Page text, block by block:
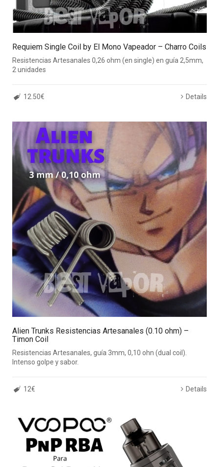
Requiem Single Coil by El Mono Vapeador – Charro Coils
Resistencias Artesanales 0,26 ohm (en single) en guía 2,5mm,
2 unidades
12.50€ Details
Alien Trunks Resistencias Artesanales (0.10 ohm) –
Timon Coil
Resistencias Artesanales, guía 3mm, 0,10 ohn (dual coil).
Intenso golpe y sabor.
12€ Details